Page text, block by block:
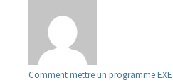
Comment mettre un programme